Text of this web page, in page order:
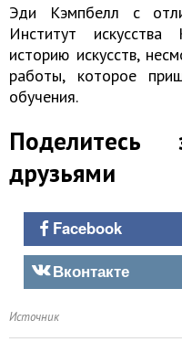
Эди Кэмпбелл с
Институт
историю искусств,
работы, которое
обучения.
друзьями
Facebook
Вконтакте
Источник